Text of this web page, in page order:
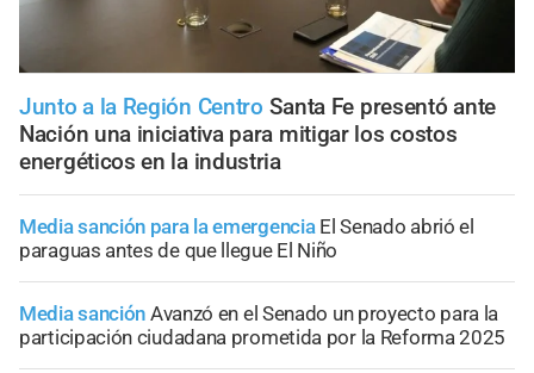
Junto a la Región Centro Santa Fe presentó ante
Nación una iniciativa para mitigar los costos
energéticos en la industria
Media sanción para la emergencia El Senado abrió el
paraguas antes de que llegue El Niño
Media sanción Avanzó en el Senado un proyecto para la
participación ciudadana prometida por la Reforma 2025